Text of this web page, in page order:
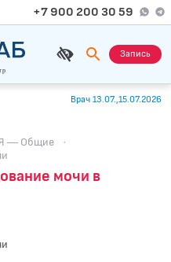
+7 900 200 30 59
Запись
Врач 13.07.,15.07.2026
— Общие
·
мочи в